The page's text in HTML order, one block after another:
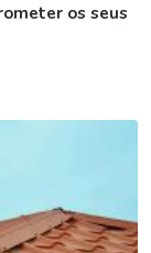
os seus